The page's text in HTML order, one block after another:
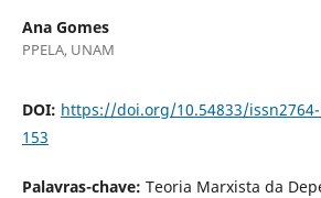
Ana Gomes
PPELA, UNAM
DOI: https://doi.org/10.54833/issn2764-
153
Palavras-chave: Teoria Marxista da